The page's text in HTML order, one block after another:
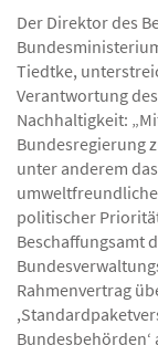
Der Direktor des
Tiedtke,
Verantwortung
Nachhaltigkeit:
Bundesregierung
unter anderem
politischer
Beschaffungsamt
Rahmenvertrag